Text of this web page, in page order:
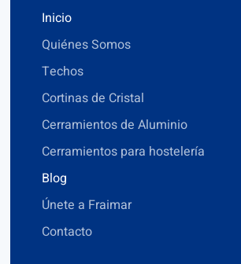
Inicio
Quiénes Somos
Techos
Cortinas de Cristal
Cerramientos de Aluminio
Cerramientos para hostelería
Blog
Únete a Fraimar
Contacto